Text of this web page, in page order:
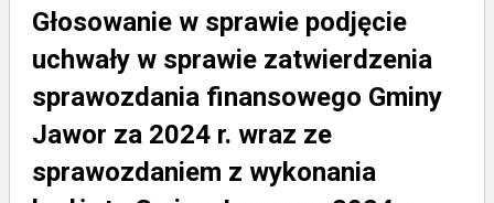
Głosowanie w sprawie podjęcie
uchwały w sprawie zatwierdzenia
sprawozdania finansowego Gminy
Jawor za 2024 r. wraz ze
sprawozdaniem z wykonania